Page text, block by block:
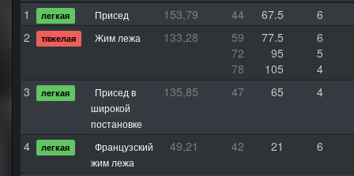
1 легкая Присед 153,79 44 67.5
6
2
тяжелая Жим лежа 133,28 59 77.5
6
72
95
5
78
105
4
3
легкая
Присед в
широкой
постановке
135,85 47 65 4
4 легкая
Французский
жим лежа
49,21 42 21 6